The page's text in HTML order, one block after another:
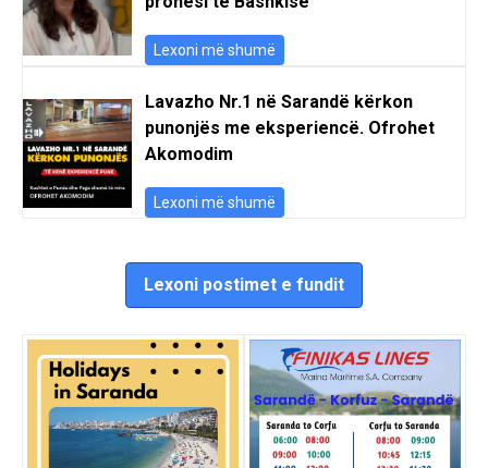
Lexoni më shumë
Lavazho Nr.1 në Sarandë kërkon
punonjës me eksperiencë. Ofrohet
Akomodim
Lexoni më shumë
Lexoni postimet e fundit